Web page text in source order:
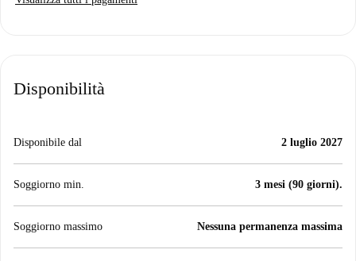
Disponibilità
Disponibile dal 2 luglio 2027
Soggiorno min. 3 mesi (90 giorni).
Soggiorno massimo Nessuna permanenza massima